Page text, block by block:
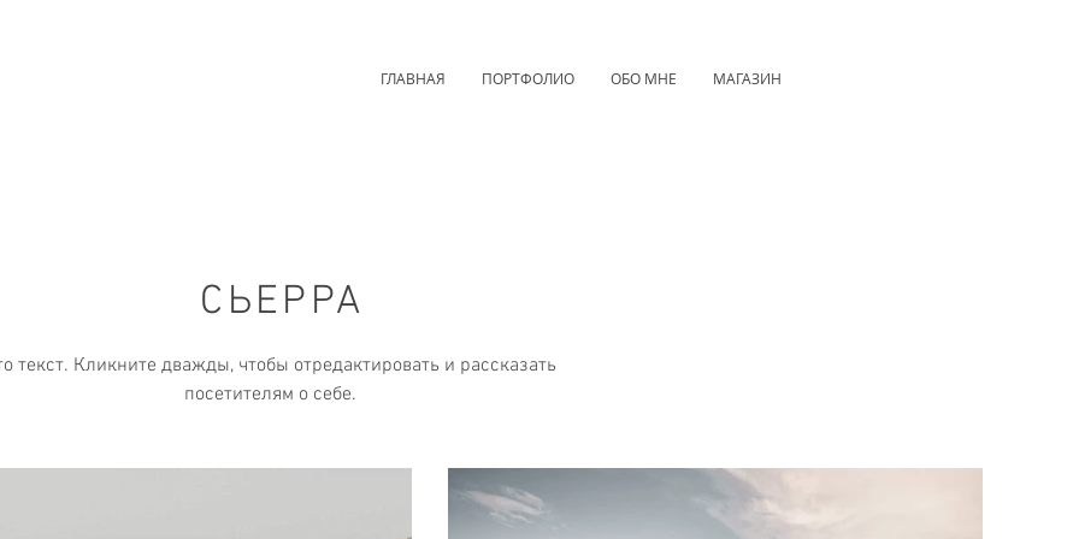
ГЛАВНАЯ ПОРТФОЛИО ОБО МНЕ МАГАЗИН
СЬЕРРА
текст. Кликните дважды, чтобы отредактировать и рассказать
посетителям о себе.